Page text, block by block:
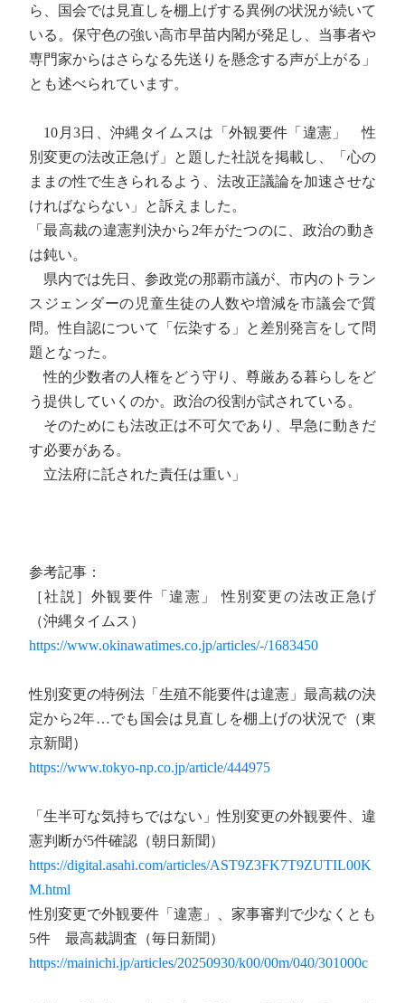
ら、国会では見直しを棚上げする異例の状況が続いて
いる。保守色の強い高市早苗内閣が発足し、当事者や
専門家からはさらなる先送りを懸念する声が上がる」
とも述べられています。
10月3日、沖縄タイムスは「外観要件「違憲」 性
別変更の法改正急げ」と題した社説を掲載し、「心の
ままの性で生きられるよう、法改正議論を加速させな
ければならない」と訴えました。
「最高裁の違憲判決から2年がたつのに、政治の動き
は鈍い。
県内では先日、参政党の那覇市議が、市内のトラン
スジェンダーの児童生徒の人数や増減を市議会で質
問。性自認について「伝染する」と差別発言をして問
題となった。
性的少数者の人権をどう守り、尊厳ある暮らしをど
う提供していくのか。政治の役割が試されている。
そのためにも法改正は不可欠であり、早急に動きだ
す必要がある。
立法府に託された責任は重い」
参考記事：
［社説］外観要件「違憲」 性別変更の法改正急げ
（沖縄タイムス）
https://www.okinawatimes.co.jp/articles/-/1683450
性別変更の特例法「生殖不能要件は違憲」最高裁の決
定から2年…でも国会は見直しを棚上げの状況で（東
京新聞）
https://www.tokyo-np.co.jp/article/444975
「生半可な気持ちではない」性別変更の外観要件、違
憲判断が5件確認（朝日新聞）
https://digital.asahi.com/articles/AST9Z3FK7T9ZUTIL00K
M.html
性別変更で外観要件「違憲」、家事審判で少なくとも
5件 最高裁調査（毎日新聞）
https://mainichi.jp/articles/20250930/k00/00m/040/301000c